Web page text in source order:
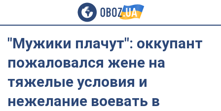
"Мужики плачут": оккупант
пожаловался жене на
тяжелые условия и
нежелание воевать в